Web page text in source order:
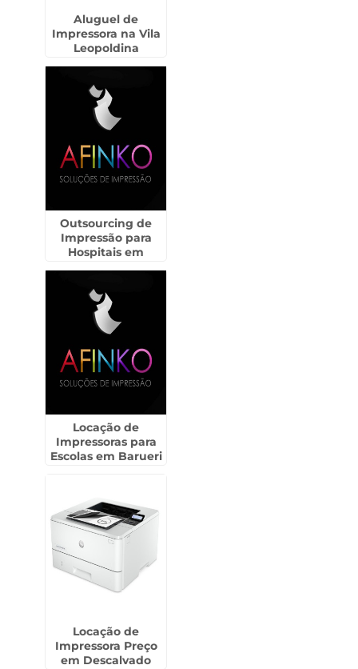
Aluguel de
Impressora na Vila
Leopoldina
Outsourcing de
Impressão para
Hospitais em
Locação de
Impressoras para
Escolas em Barueri
Locação de
Impressora Preço
em Descalvado